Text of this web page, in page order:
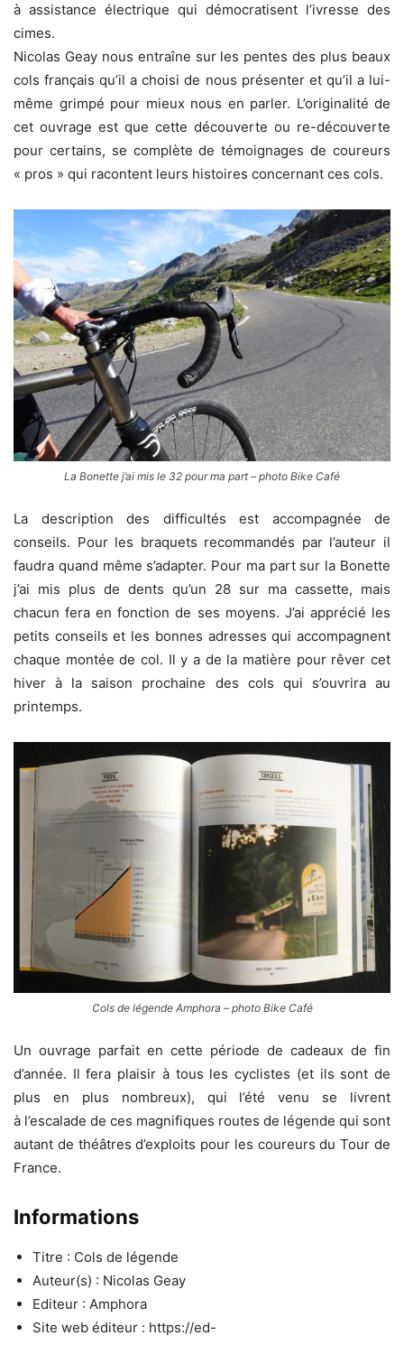
à assistance électrique qui démocratisent l’ivresse des
cimes.
Nicolas Geay nous entraîne sur les pentes des plus beaux
cols français qu’il a choisi de nous présenter et qu’il a lui-
même grimpé pour mieux nous en parler. L’originalité de
cet ouvrage est que cette découverte ou re-découverte
pour certains, se complète de témoignages de coureurs
« pros » qui racontent leurs histoires concernant ces cols.
La Bonette j’ai mis le 32 pour ma part – photo Bike Café
La description des difficultés est accompagnée de
conseils. Pour les braquets recommandés par l’auteur il
faudra quand même s’adapter. Pour ma part sur la Bonette
j’ai mis plus de dents qu’un 28 sur ma cassette, mais
chacun fera en fonction de ses moyens. J’ai apprécié les
petits conseils et les bonnes adresses qui accompagnent
chaque montée de col. Il y a de la matière pour rêver cet
hiver à la saison prochaine des cols qui s’ouvrira au
printemps.
Cols de légende Amphora – photo Bike Café
Un ouvrage parfait en cette période de cadeaux de fin
d’année. Il fera plaisir à tous les cyclistes (et ils sont de
plus en plus nombreux), qui l’été venu se livrent
à l’escalade de ces magnifiques routes de légende qui sont
autant de théâtres d’exploits pour les coureurs du Tour de
France.
Informations
Titre : Cols de légende
Auteur(s) : Nicolas Geay
Editeur : Amphora
Site web éditeur : https://ed-